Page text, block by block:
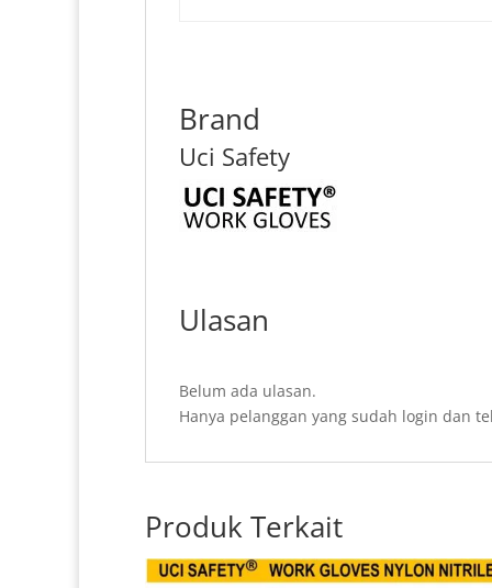
Brand
Uci Safety
Ulasan
Belum ada ulasan.
Hanya pelanggan yang sudah login dan
Produk Terkait